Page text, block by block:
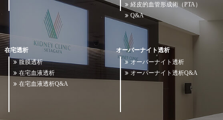
経皮的血管形成術（PTA）
Q&A
在宅透析
腹膜透析
在宅血液透析
在宅血液透析Q&A
オーバーナイト透析
オーバーナイト透析
オーバーナイト透析Q&A